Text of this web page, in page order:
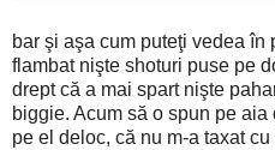
bar şi aşa cum puteţi vedea în
flambat nişte shoturi puse pe
drept că a mai spart nişte
biggie. Acum să o spun pe
pe el deloc, că nu m-a taxat